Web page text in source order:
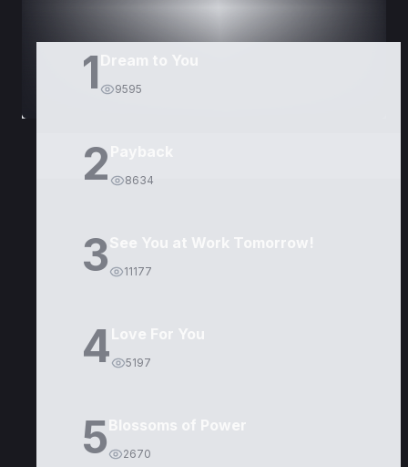
1 9595
2 8634
3See You at Work Tomorrow!
11177
4Love For You
5197
5Blossoms of Power
2670